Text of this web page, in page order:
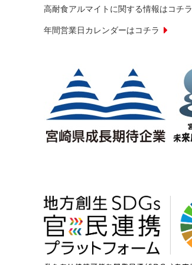
高耐食アルマイトに関する情報はコチラ
年間営業日カレンダーはコチラ